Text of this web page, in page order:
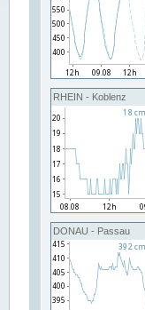
RHEIN - Koblenz
DONAU - Passau